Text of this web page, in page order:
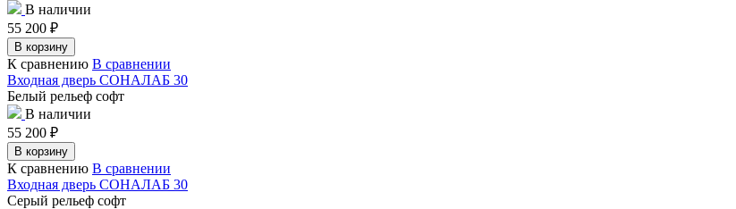
В наличии
55 200 ₽
В корзину
К сравнению В сравнении
Входная дверь СОНАЛАБ 30
Белый рельеф софт
В наличии
55 200 ₽
В корзину
К сравнению В сравнении
Входная дверь СОНАЛАБ 30
Серый рельеф софт